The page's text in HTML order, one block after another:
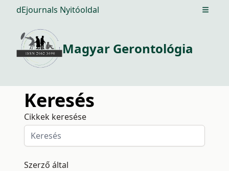
dEjournals Nyitóoldal Open
Magyar Gerontológia
Keresés
Cikkek keresése
Szerző által